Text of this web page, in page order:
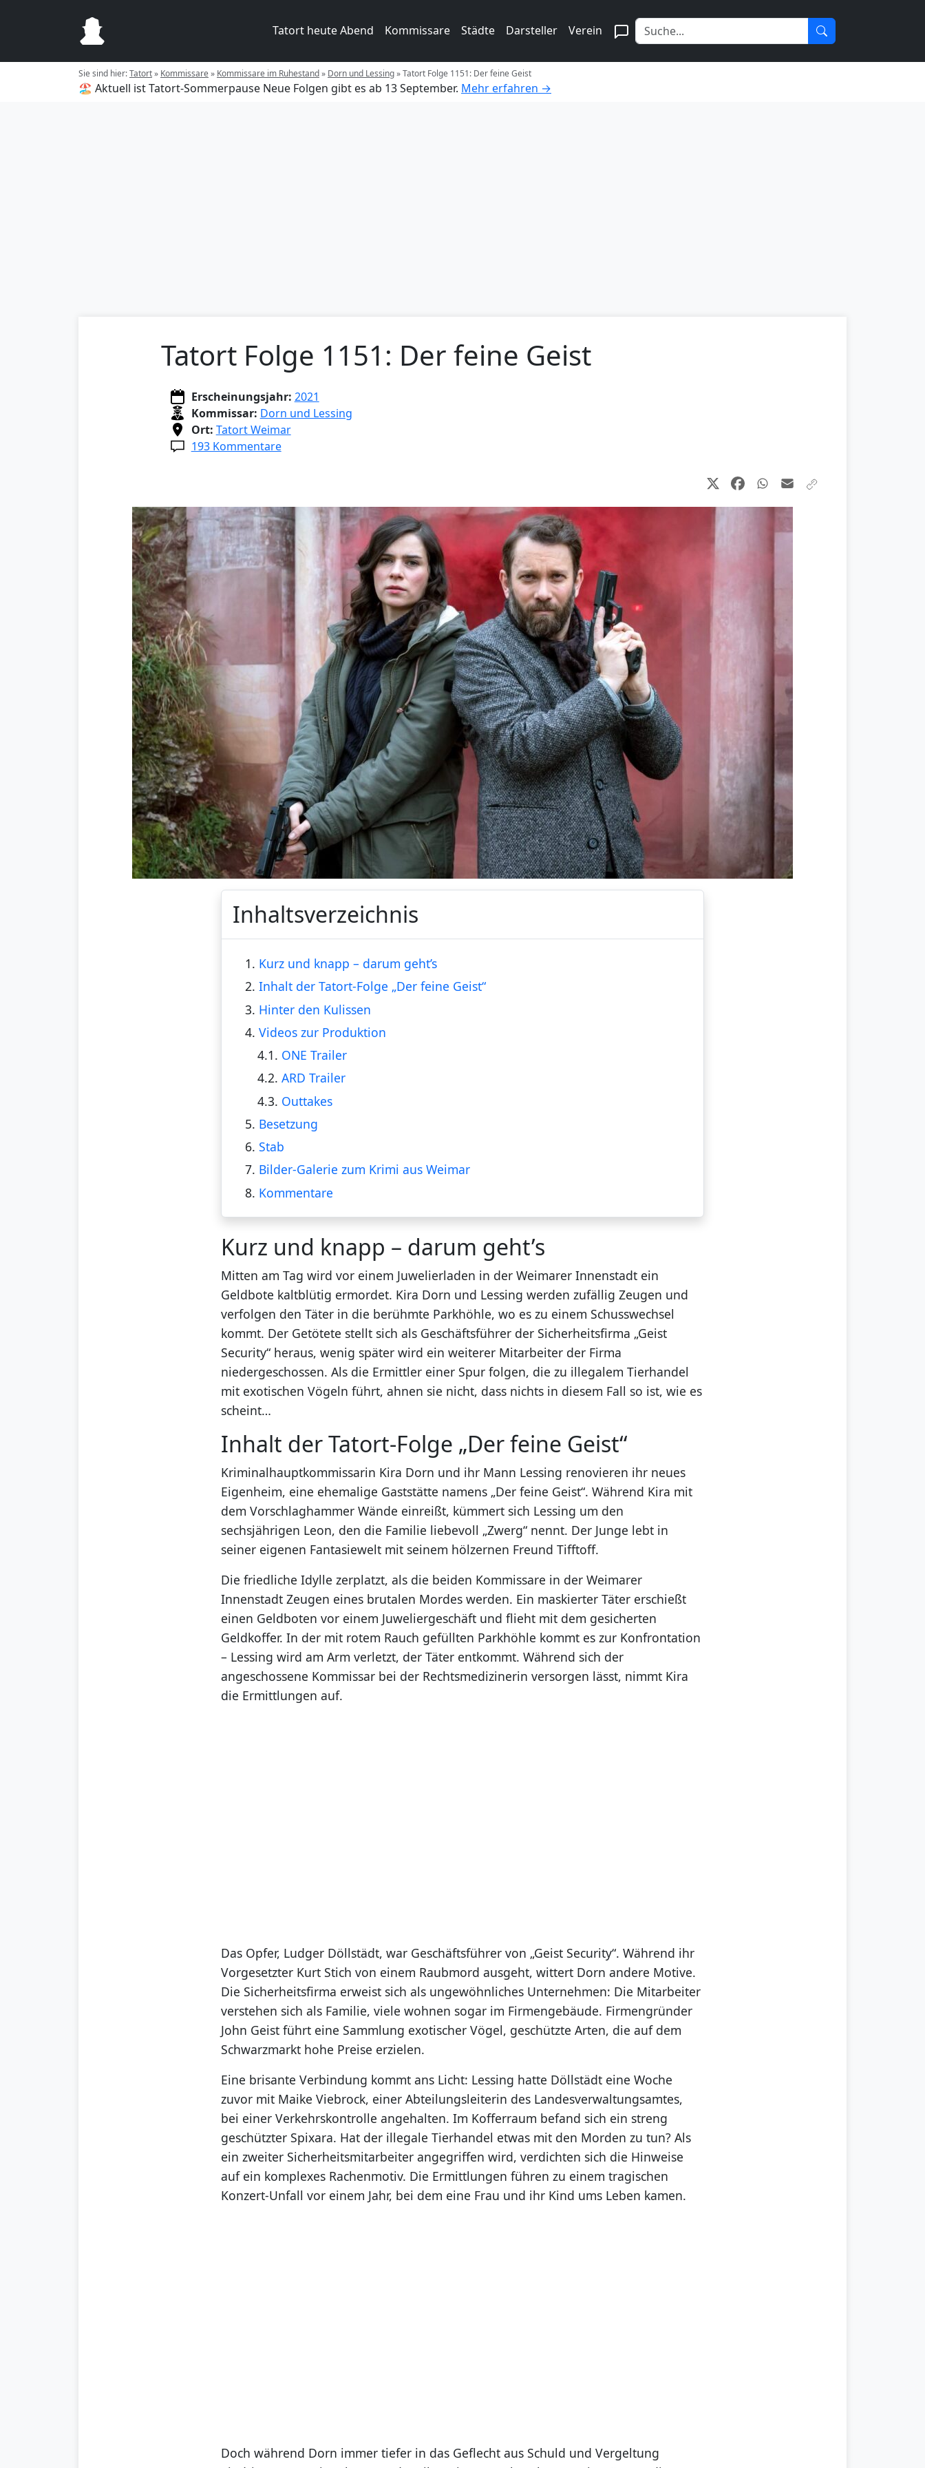
Tatort heute Abend Kommissare Städte Darsteller Verein
Sie sind hier:Tatort» Kommissare» Kommissare im Ruhestand» Dorn und Lessing»Tatort Folge 1151: Der feine Geist
🏖️ Aktuell ist Tatort-Sommerpause Neue Folgen gibt es ab 13 September. Mehr erfahren →
Tatort Folge 1151: Der feine Geist
Erscheinungsjahr: 2021
Kommissar: Dorn und Lessing
Ort: Tatort Weimar
193 Kommentare
Inhaltsverzeichnis
1. Kurz und knapp – darum geht’s
2. Inhalt der Tatort-Folge „Der feine Geist“
3. Hinter den Kulissen
4. Videos zur Produktion
4.1. ONE Trailer
4.2. ARD Trailer
4.3. Outtakes
5. Besetzung
6. Stab
7. Bilder-Galerie zum Krimi aus Weimar
8. Kommentare
Kurz und knapp – darum geht’s
Mitten am Tag wird vor einem Juwelierladen in der Weimarer Innenstadt ein
Geldbote kaltblütig ermordet. Kira Dorn und Lessing werden zufällig Zeugen und
verfolgen den Täter in die berühmte Parkhöhle, wo es zu einem Schusswechsel
kommt. Der Getötete stellt sich als Geschäftsführer der Sicherheitsfirma „Geist
Security“ heraus, wenig später wird ein weiterer Mitarbeiter der Firma
niedergeschossen. Als die Ermittler einer Spur folgen, die zu illegalem Tierhandel
mit exotischen Vögeln führt, ahnen sie nicht, dass nichts in diesem Fall so ist, wie es
scheint…
Inhalt der Tatort-Folge „Der feine Geist“
Kriminalhauptkommissarin Kira Dorn und ihr Mann Lessing renovieren ihr neues
Eigenheim, eine ehemalige Gaststätte namens „Der feine Geist“. Während Kira mit
dem Vorschlaghammer Wände einreißt, kümmert sich Lessing um den
sechsjährigen Leon, den die Familie liebevoll „Zwerg“ nennt. Der Junge lebt in
seiner eigenen Fantasiewelt mit seinem hölzernen Freund Tifftoff.
Die friedliche Idylle zerplatzt, als die beiden Kommissare in der Weimarer
Innenstadt Zeugen eines brutalen Mordes werden. Ein maskierter Täter erschießt
einen Geldboten vor einem Juweliergeschäft und flieht mit dem gesicherten
Geldkoffer. In der mit rotem Rauch gefüllten Parkhöhle kommt es zur Konfrontation
– Lessing wird am Arm verletzt, der Täter entkommt. Während sich der
angeschossene Kommissar bei der Rechtsmedizinerin versorgen lässt, nimmt Kira
die Ermittlungen auf.
Das Opfer, Ludger Döllstädt, war Geschäftsführer von „Geist Security“. Während ihr
Vorgesetzter Kurt Stich von einem Raubmord ausgeht, wittert Dorn andere Motive.
Die Sicherheitsfirma erweist sich als ungewöhnliches Unternehmen: Die Mitarbeiter
verstehen sich als Familie, viele wohnen sogar im Firmengebäude. Firmengründer
John Geist führt eine Sammlung exotischer Vögel, geschützte Arten, die auf dem
Schwarzmarkt hohe Preise erzielen.
Eine brisante Verbindung kommt ans Licht: Lessing hatte Döllstädt eine Woche
zuvor mit Maike Viebrock, einer Abteilungsleiterin des Landesverwaltungsamtes,
bei einer Verkehrskontrolle angehalten. Im Kofferraum befand sich ein streng
geschützter Spixara. Hat der illegale Tierhandel etwas mit den Morden zu tun? Als
ein zweiter Sicherheitsmitarbeiter angegriffen wird, verdichten sich die Hinweise
auf ein komplexes Rachenmotiv. Die Ermittlungen führen zu einem tragischen
Konzert-Unfall vor einem Jahr, bei dem eine Frau und ihr Kind ums Leben kamen.
Doch während Dorn immer tiefer in das Geflecht aus Schuld und Vergeltung